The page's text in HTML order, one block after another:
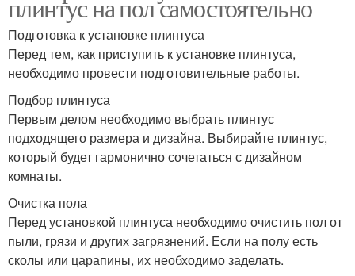
плинтус на пол самостоятельно
Подготовка к установке плинтуса
Перед тем, как приступить к установке плинтуса,
необходимо провести подготовительные работы.
Подбор плинтуса
Первым делом необходимо выбрать плинтус
подходящего размера и дизайна. Выбирайте плинтус,
который будет гармонично сочетаться с дизайном
комнаты.
Очистка пола
Перед установкой плинтуса необходимо очистить пол от
пыли, грязи и других загрязнений. Если на полу есть
сколы или царапины, их необходимо заделать.